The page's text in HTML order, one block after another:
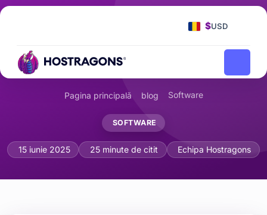
$USD
Pagina principală blog Software
SOFTWARE
Design bazat pe domeniu (DDD) și
15 iunie 2025 25 minute de citit Echipa Hostragons